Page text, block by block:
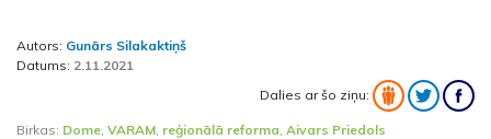
Autors: Gunārs Silakaktiņš
Datums: 2.11.2021
Dalies ar šo ziņu:
Birkas: Dome VARAM reģionālā reforma Aivars Priedols